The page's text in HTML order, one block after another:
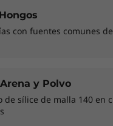
potente,
y flexible, cuenta
y ligero en un
y su espacio de
amplían el área de
lo que la hace ideal
con fuentes comunes
y Polvo
de sílice de malla 140 en